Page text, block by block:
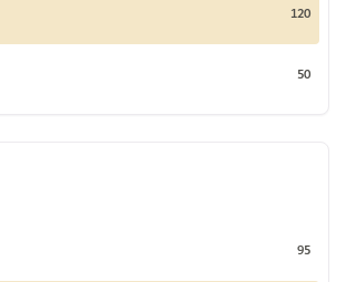
120
50
95